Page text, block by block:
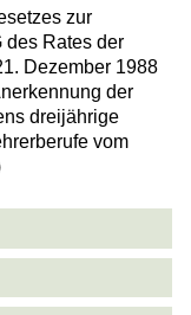
zur
des Rates der
Dezember 1988
der
dreijährige
vom